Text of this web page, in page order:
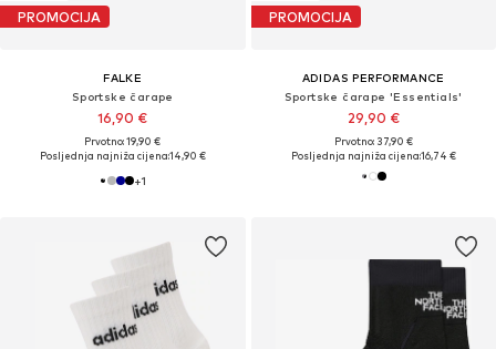
PROMOCIJA
FALKE
Sportske čarape
16,90 €
Prvotno: 19,90 €
Posljednja najniža cijena:14,90 €
+1
PROMOCIJA
ADIDAS PERFORMANCE
Sportske čarape 'Essentials'
29,90 €
Prvotno: 37,90 €
Posljednja najniža cijena:16,74 €